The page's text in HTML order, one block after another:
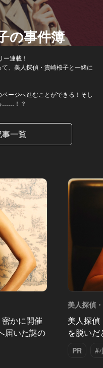
の事件簿
連載！
、美人探偵・貴崎桜子と一緒に
ージへ進むことができる！そし
……！？
一覧
かに開催
届いた謎の
美人探偵
美人探
を脱い
PR #